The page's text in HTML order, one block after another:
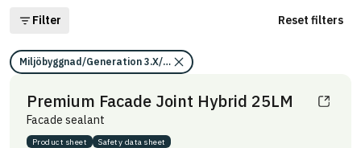
Filter Reset filters
Miljöbyggnad/Generation 3.X/Indikator 14/Utfasning av farliga
Premium Facade Joint Hybrid 25LM
Facade sealant
Product sheet
Safety data sheet